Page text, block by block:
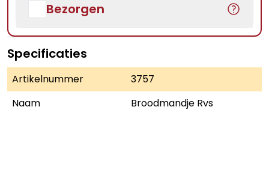
Bezorgen
Specificaties
Artikelnummer
3757
Naam
Broodmandje Rvs